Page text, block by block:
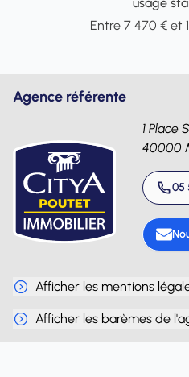
Entre 7 470 € et
Agence référente
1 Place
40000
05
Afficher les mentions
Afficher les barèmes de